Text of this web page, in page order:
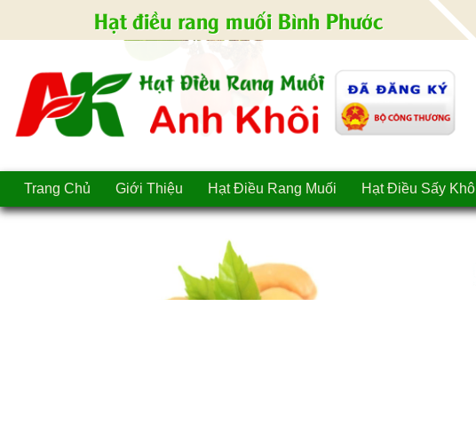
Hạt điều rang muối Bình Phước
Trang Chủ Giới Thiệu Hạt Điều Rang Muối Hạt Điều Sấy Khô